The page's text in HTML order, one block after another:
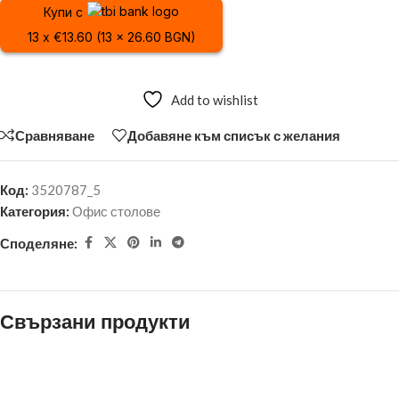
Купи с
13 x €13.60 (13 x 26.60 BGN)
Add to wishlist
Сравняване Добавяне към списък с желания
Код: 3520787_5
Категория: Офис столове
Споделяне:
Свързани продукти